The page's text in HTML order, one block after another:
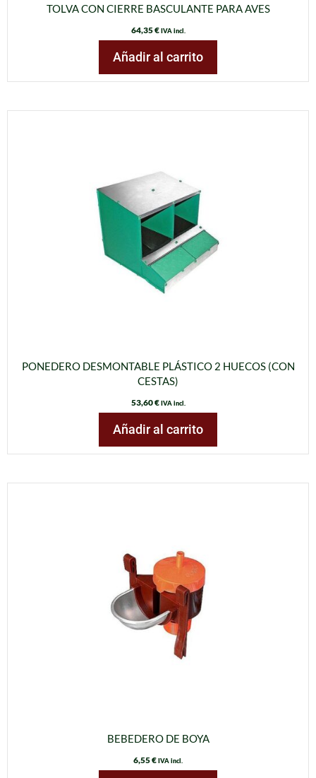
TOLVA CON CIERRE BASCULANTE PARA AVES
64,35€ IVA incl.
Añadir al carrito
PONEDERO DESMONTABLE PLÁSTICO 2 HUECOS (CON
CESTAS)
53,60€ IVA incl.
Añadir al carrito
BEBEDERO DE BOYA
6,55€IVA incl.